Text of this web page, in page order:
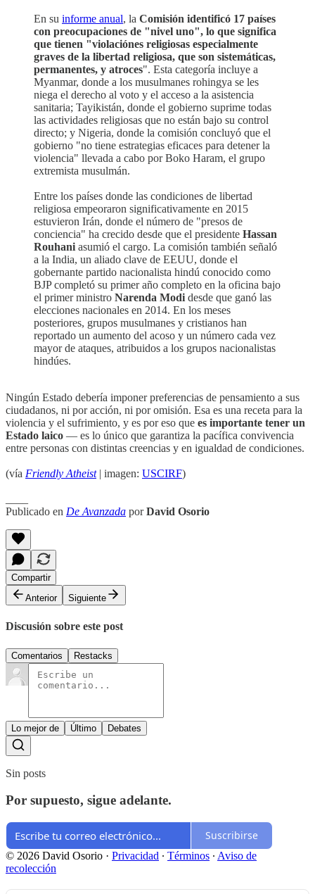
En su informe anual, la Comisión identificó 17 países
con preocupaciones de "nivel uno", lo que significa
que tienen "violaciónes religiosas especialmente
graves de la libertad religiosa, que son sistemáticas,
permanentes, y atroces". Esta categoría incluye a
Myanmar, donde a los musulmanes rohingya se les
niega el derecho al voto y el acceso a la asistencia
sanitaria; Tayikistán, donde el gobierno suprime todas
las actividades religiosas que no están bajo su control
directo; y Nigeria, donde la comisión concluyó que el
gobierno "no tiene estrategias eficaces para detener la
violencia" llevada a cabo por Boko Haram, el grupo
extremista musulmán.
Entre los países donde las condiciones de libertad
religiosa empeoraron significativamente en 2015
estuvieron Irán, donde el número de "presos de
conciencia" ha crecido desde que el presidente Hassan
Rouhani asumió el cargo. La comisión también señaló
a la India, un aliado clave de EEUU, donde el
gobernante partido nacionalista hindú conocido como
BJP completó su primer año completo en la oficina bajo
el primer ministro Narenda Modi desde que ganó las
elecciones nacionales en 2014. En los meses
posteriores, grupos musulmanes y cristianos han
reportado un aumento del acoso y un número cada vez
mayor de ataques, atribuidos a los grupos nacionalistas
hindúes.
Ningún Estado debería imponer preferencias de pensamiento a sus
ciudadanos, ni por acción, ni por omisión. Esa es una receta para la
violencia y el sufrimiento, y es por eso que es importante tener un
Estado laico — es lo único que garantiza la pacífica convivencia
entre personas con distintas creencias y en igualdad de condiciones.
(vía Friendly Atheist| imagen: USCIRF)
Publicado en De Avanzada porDavid Osorio
Compartir
Anterior
Siguiente
Discusión sobre este post
Comentarios Restacks
Lo mejor de Último Debates
Sin posts
Por supuesto, sigue adelante.
Suscribirse
© 2026 David Osorio · Privacidad ∙ Términos ∙ Aviso de
recolección